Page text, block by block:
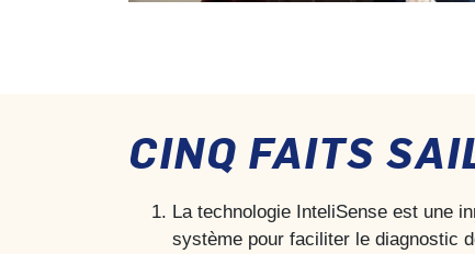
CINQ FAITS
La technologie InteliSense est une
système pour faciliter le diagnostic